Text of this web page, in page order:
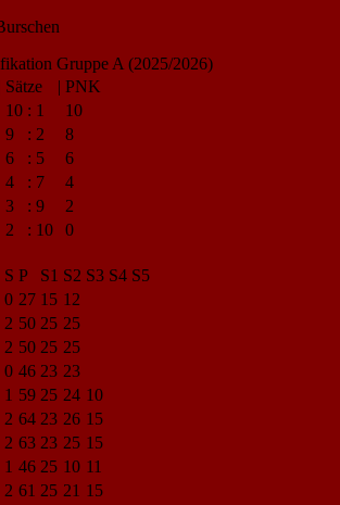
Gruppe A (2025/2026)
Sätze | PNK
10 : 1
10
9 : 2
8
6 : 5
6
4 : 7
4
3 : 9
2
2 : 10 0
S P S1 S2 S3 S4 S5
0 27 15 12
2 50 25 25
2 50 25 25
0 46 23 23
1 59 25 24 10
2 64 23 26 15
2 63 23 25 15
1 46 25 10 11
2 61 25 21 15